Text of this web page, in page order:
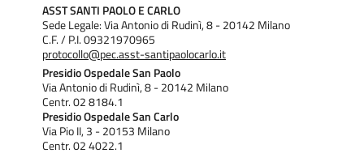
ASST SANTI PAOLO E CARLO
Sede Legale: Via Antonio di Rudinì, 8 - 20142 Milano
C.F. / P.I. 09321970965
protocollo@pec.asst-santipaolocarlo.it
Presidio Ospedale San Paolo
Via Antonio di Rudinì, 8 - 20142 Milano
Centr. 02 8184.1
Presidio Ospedale San Carlo
Via Pio II, 3 - 20153 Milano
Centr. 02 4022.1